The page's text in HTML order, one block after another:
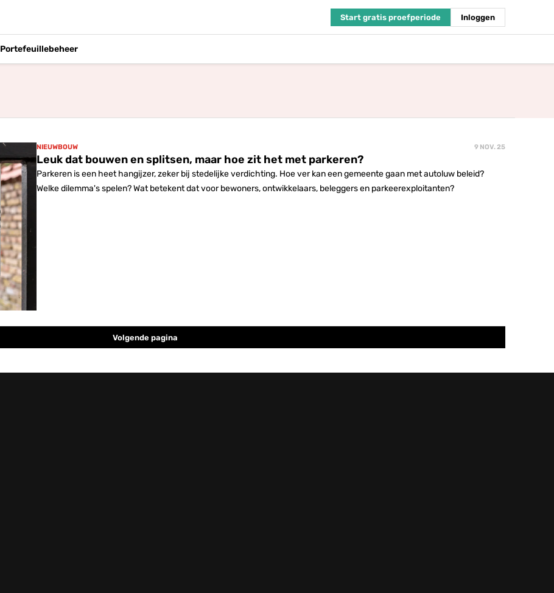
Start gratis proefperiode Inloggen
Portefeuillebeheer
NIEUWBOUW 9 NOV. 25
Leuk dat bouwen en splitsen, maar hoe zit het met parkeren?
Parkeren is een heet hangijzer, zeker bij stedelijke verdichting. Hoe ver kan een gemeente gaan met autoluw beleid?
Welke dilemma's spelen? Wat betekent dat voor bewoners, ontwikkelaars, beleggers en parkeerexploitanten?
Volgende pagina